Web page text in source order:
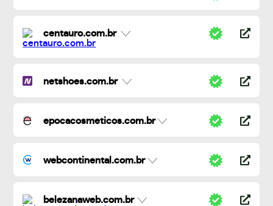
centauro.com.br
netshoes.com.br
epocacosmeticos.com.br
webcontinental.com.br
belezanaweb.com.br